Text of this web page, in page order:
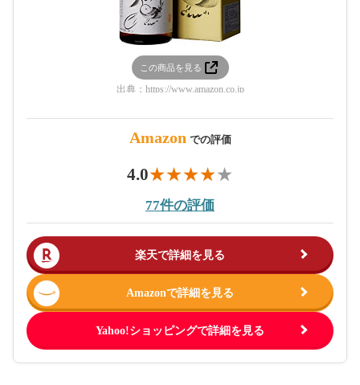
この商品を見る
出典： https://www.amazon.co.jp
Amazon での評価
4.0
77件の評価
楽天で詳細を見る
Amazonで詳細を見る
Yahoo!ショッピングで詳細を見る